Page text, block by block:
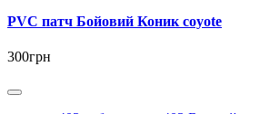
PVC патч Бойовий Коник coyote
300грн